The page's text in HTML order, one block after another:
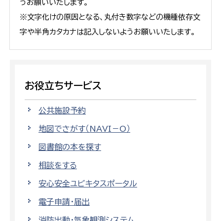
うお願いいたします。
※文字化けの原因となる、丸付き数字などの機種依存文
字や半角カタカナは記入しないようお願いいたします。
お役立ちサービス
公共施設予約
地図でさがす（NAVI－O）
図書館の本を探す
相談をする
安心安全ユビキタスポータル
電子申請・届出